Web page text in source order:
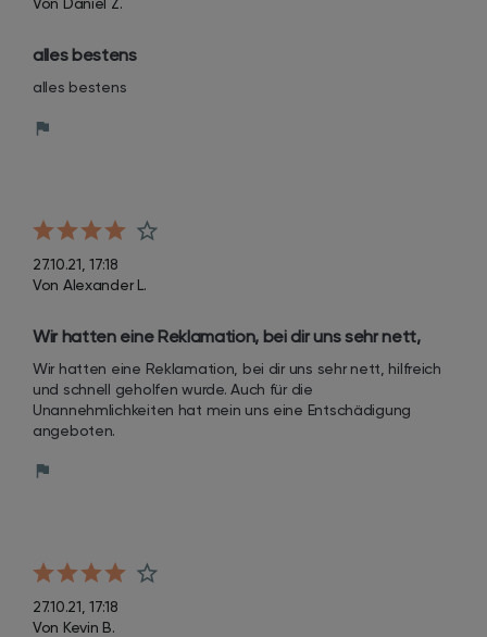
alles bestens
alles bestens
27.10.21, 17:18
Von Alexander L.
Wir hatten eine Reklamation, bei dir uns sehr nett,
hilfreich und schnell geholfen wurde.
Wir hatten eine Reklamation, bei dir uns sehr nett, hilfreich
und schnell geholfen wurde. Auch für die
Unannehmlichkeiten hat mein uns eine Entschädigung
angeboten.
27.10.21, 17:18
Von Kevin B.